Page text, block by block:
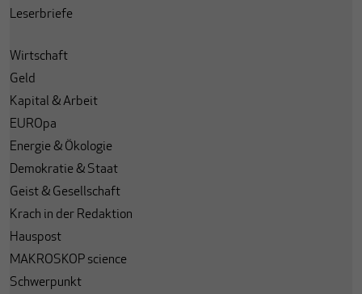
Leserbriefe
Wirtschaft
Geld
Kapital & Arbeit
EUROpa
Energie & Ökologie
Demokratie & Staat
Geist & Gesellschaft
Krach in der Redaktion
Hauspost
MAKROSKOP science
Schwerpunkt